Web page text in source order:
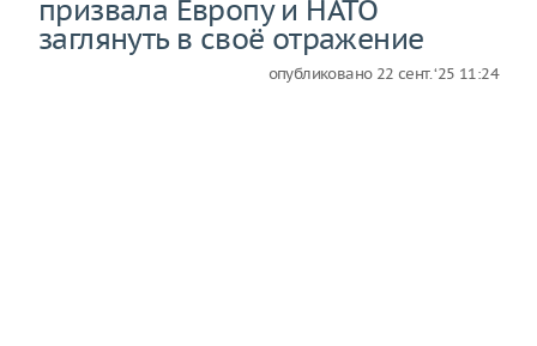
призвала Европу и НАТО
заглянуть в своё отражение
опубликовано 22 сент. ‘25 11:24